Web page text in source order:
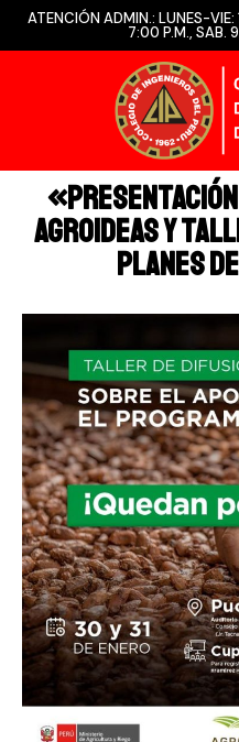
ATENCIÓN ADMIN.: LUNES-
7:00 P.M., SAB.
Agroideas y
Planes